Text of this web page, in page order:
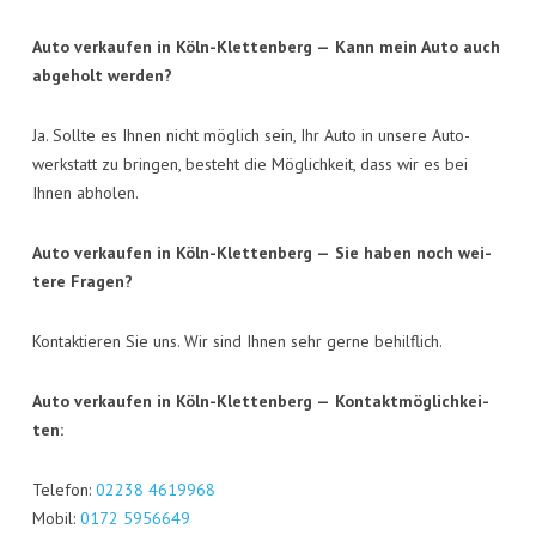
Auto ver­kau­fen in Köln-Klet­ten­berg — Kann mein Auto auch
abge­holt werden?
Ja. Soll­te es Ihnen nicht mög­lich sein, Ihr Auto in unse­re Auto­
werk­statt zu brin­gen, besteht die Mög­lich­keit, dass wir es bei
Ihnen abholen.
Auto ver­kau­fen in Köln-Klet­ten­berg — Sie haben noch wei­
te­re Fragen?
Kon­tak­tie­ren Sie uns. Wir sind Ihnen sehr ger­ne behilflich.
Auto ver­kau­fen in Köln-Klet­ten­berg — Kon­takt­mög­lich­kei­
ten:
Tele­fon: 02238 4619968
Mobil: 0172 5956649